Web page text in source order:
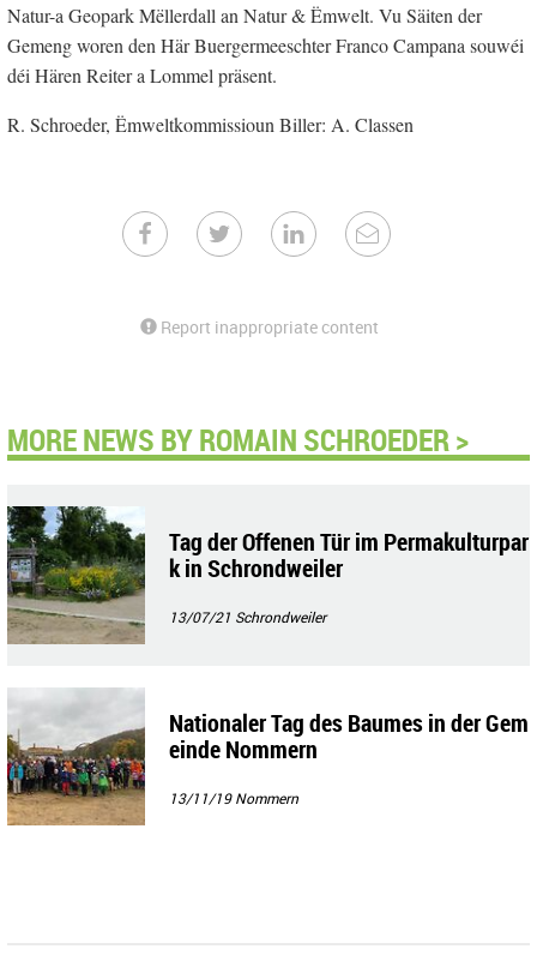
Natur-a Geopark Mëllerdall an Natur & Ëmwelt. Vu Säiten der
Gemeng woren den Här Buergermeeschter Franco Campana souwéi
déi Hären Reiter a Lommel präsent.
R. Schroeder, Ëmweltkommissioun Biller: A. Classen
Report inappropriate content
MORE NEWS BY ROMAIN SCHROEDER >
Tag der Offenen Tür im Permakulturpar
k in Schrondweiler
13/07/21 Schrondweiler
Nationaler Tag des Baumes in der Gem
einde Nommern
13/11/19Nommern